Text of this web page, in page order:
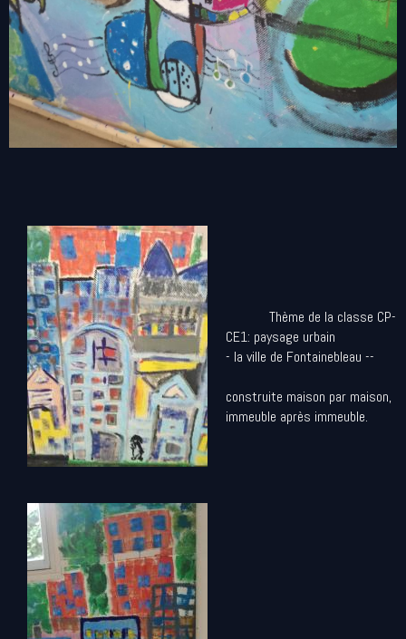
Thème de la classe CP-
CE1: paysage urbain
- la ville de Fontainebleau --
construite maison par maison,
immeuble après immeuble.